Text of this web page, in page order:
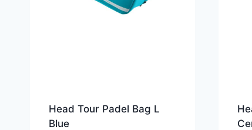
Head Tour Padel Bag L
Blue